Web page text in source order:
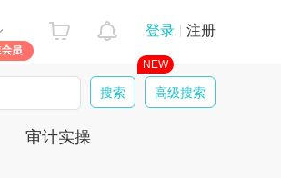
登录 注册
NEW
审计实操